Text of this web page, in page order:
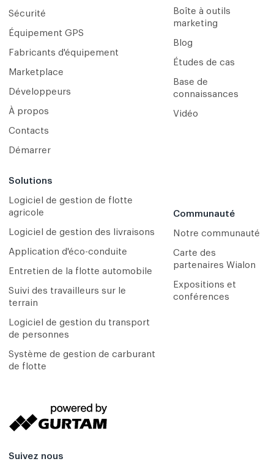
Sécurité
Équipement GPS
Fabricants d'équipement
Marketplace
Développeurs
À propos
Contacts
Démarrer
Solutions
Logiciel de gestion de flotte
agricole
Logiciel de gestion des livraisons
Application d'éco-conduite
Entretien de la flotte automobile
Suivi des travailleurs sur le
terrain
Logiciel de gestion du transport
de personnes
Système de gestion de carburant
de flotte
Boîte à outils
marketing
Blog
Études de cas
Base de
connaissances
Vidéo
Communauté
Notre communauté
Carte des
partenaires Wialon
Expositions et
conférences
Suivez nous